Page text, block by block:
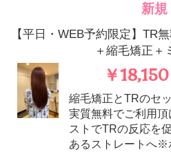
新規
【平日・WEB予約限定】
＋縮毛矯正＋
￥
縮毛矯正とTRのセ
実質無料でご利用頂
ストでTRの反応を
あるストレートへ